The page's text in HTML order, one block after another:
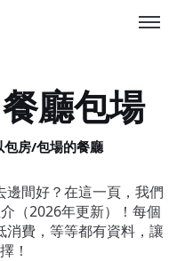
廳包場
房/包場的餐廳
間好？在這一頁，我們
（2026年更新）！每個
費，等等都有資料，讓
！